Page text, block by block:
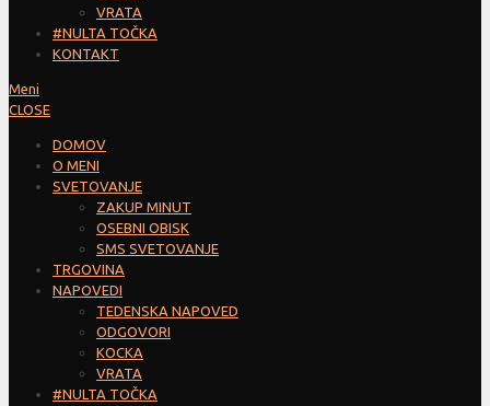
VRATA
#NULTA TOČKA
KONTAKT
Meni
CLOSE
DOMOV
O MENI
SVETOVANJE
ZAKUP MINUT
OSEBNI OBISK
SMS SVETOVANJE
TRGOVINA
NAPOVEDI
TEDENSKA NAPOVED
ODGOVORI
KOCKA
VRATA
#NULTA TOČKA